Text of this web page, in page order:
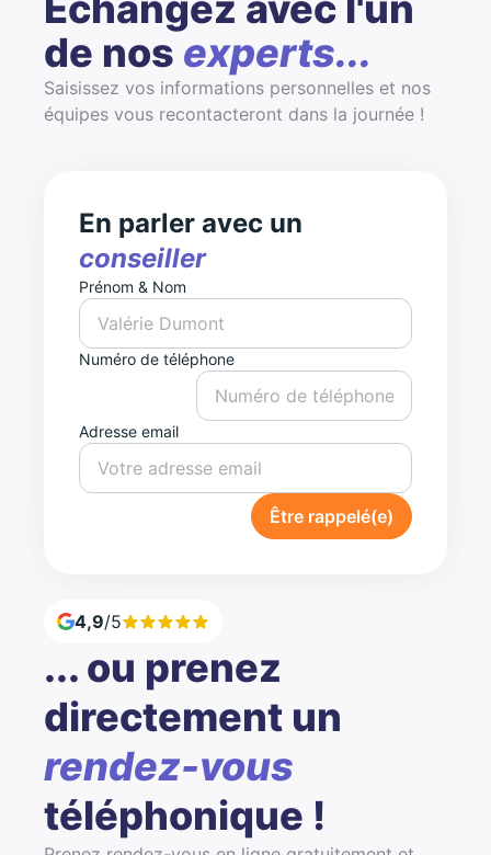
de nos experts...
Saisissez vos informations personnelles et nos
équipes vous recontacteront dans la journée !
En parler avec un
conseiller
Prénom & Nom
Numéro de téléphone
Adresse email
Être rappelé(e)
4,9/5
... ou prenez
directement un
rendez-vous
téléphonique !